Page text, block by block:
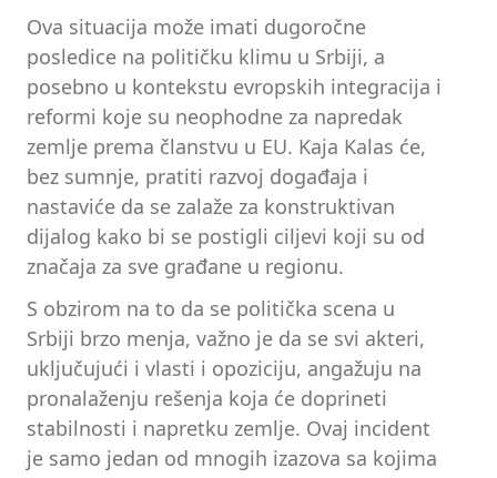
Ova situacija može imati dugoročne
posledice na političku klimu u Srbiji, a
posebno u kontekstu evropskih integracija i
reformi koje su neophodne za napredak
zemlje prema članstvu u EU. Kaja Kalas će,
bez sumnje, pratiti razvoj događaja i
nastaviće da se zalaže za konstruktivan
dijalog kako bi se postigli ciljevi koji su od
značaja za sve građane u regionu.
S obzirom na to da se politička scena u
Srbiji brzo menja, važno je da se svi akteri,
uključujući i vlasti i opoziciju, angažuju na
pronalaženju rešenja koja će doprineti
stabilnosti i napretku zemlje. Ovaj incident
je samo jedan od mnogih izazova sa kojima